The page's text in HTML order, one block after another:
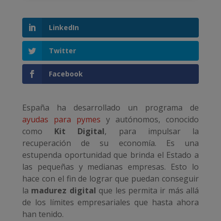
LinkedIn
Twitter
Facebook
España ha desarrollado un programa de
ayudas para pymes y autónomos, conocido
como Kit Digital, para impulsar la
recuperación de su economía. Es una
estupenda oportunidad que brinda el Estado a
las pequeñas y medianas empresas. Esto lo
hace con el fin de lograr que puedan conseguir
la madurez digital que les permita ir más allá
de los límites empresariales que hasta ahora
han tenido.